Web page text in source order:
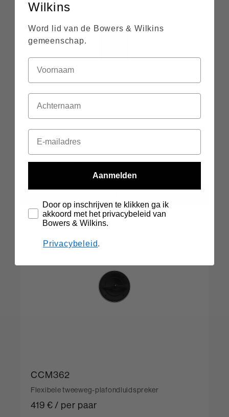
CWM362
Flexibele tweeweg-wandluidspreker
419 € / per paar
CCM362
Flexibele tweeweg-plafondluidspreker
419 € / per paar
Wilkins
Word lid van de Bowers & Wilkins
gemeenschap.
Aanmelden
Door op inschrijven te klikken ga ik
akkoord met het privacybeleid van
Bowers & Wilkins.
Privacybeleid.